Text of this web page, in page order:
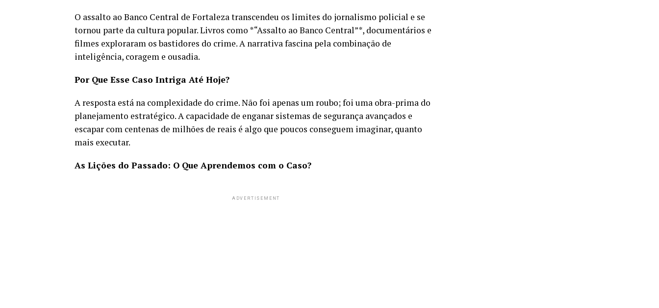
O assalto ao Banco Central de Fortaleza transcendeu os limites do jornalismo policial e se
tornou parte da cultura popular. Livros como *“Assalto ao Banco Central”*, documentários e
filmes exploraram os bastidores do crime. A narrativa fascina pela combinação de
inteligência, coragem e ousadia.
Por Que Esse Caso Intriga Até Hoje?
A resposta está na complexidade do crime. Não foi apenas um roubo; foi uma obra-prima do
planejamento estratégico. A capacidade de enganar sistemas de segurança avançados e
escapar com centenas de milhões de reais é algo que poucos conseguem imaginar, quanto
mais executar.
As Lições do Passado: O Que Aprendemos com o Caso?
ADVERTISEMENT